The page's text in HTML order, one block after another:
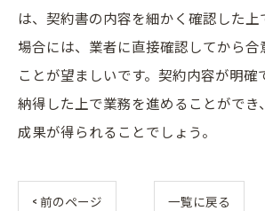
は、契約書の内容を細かく確認した上
場合には、業者に直接確認してから合
ことが望ましいです。契約内容が明確
納得した上で業務を進めることができ
成果が得られることでしょう。
< 前のページ 一覧に戻る